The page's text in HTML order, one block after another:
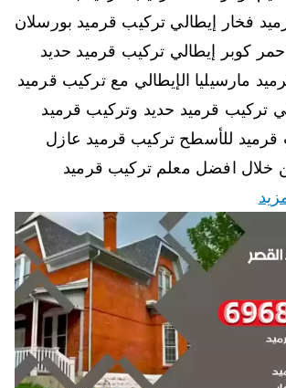
فخار إيطالي تركيب قرميد بورسلان
كوبر إيطالي تركيب قرميد حديد
مارسيليا الإيطالي مع تركيب قرميد
تركيب قرميد حديد وتركيب قرميد
قرميد للأسطح تركيب قرميد عازل
افضل معلم تركيب قرميد